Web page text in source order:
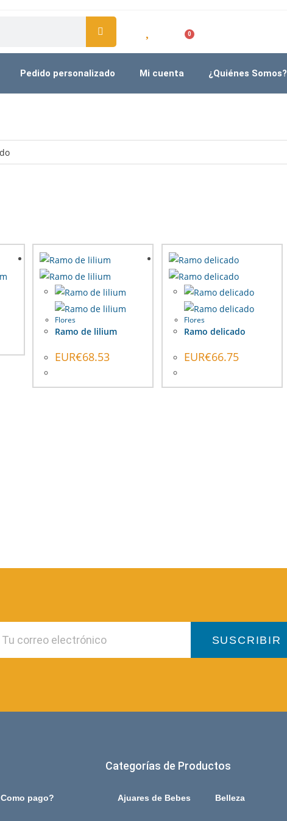
0
Pedido personalizado Mi cuenta ¿Quiénes Somos?
Flores
Ramo de lilium
EUR€68.53
Flores
Ramo delicado
EUR€66.75
SUSCRIBIR
Como pago?
Categorías de Productos
Ajuares de Bebes Belleza